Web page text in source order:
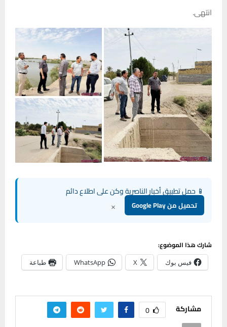
انتهى.
📱 حمل تطبيق أخبار الناصرية وكن على اطلاع دائم
تحميل من Google Play ×
شارك هذا الموضوع:
فيس بوك X
WhatsApp طباعة
مشاركة 0